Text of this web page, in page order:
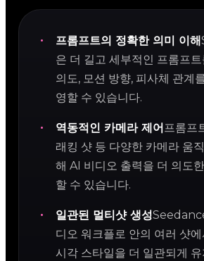
프롬프트의 정확한 의미 이해
은 더 길고 세부적인 프롬프
의도, 모션 방향, 피사체 관계
영할 수 있습니다.
역동적인 카메라 제어프롬프
래킹 샷 등 다양한 카메라 움
해 AI 비디오 출력을 더 의도
할 수 있습니다.
일관된 멀티샷 생성
디오 워크플로 안의 여러 샷
시각 스타일을 더 일관되게